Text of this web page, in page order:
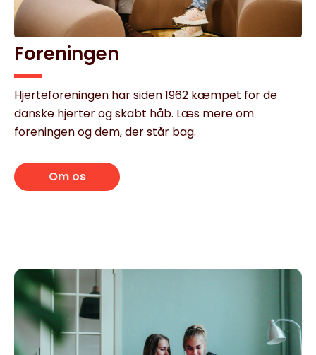
Foreningen
Hjerteforeningen har siden 1962 kæmpet for de
danske hjerter og skabt håb. Læs mere om
foreningen og dem, der står bag.
Om os